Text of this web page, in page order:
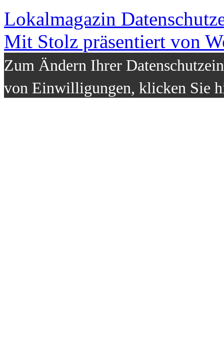
Lokalmagazin
Mit Stolz präsentiert von
Zum Ändern Ihrer
von Einwilligungen, klicken Sie